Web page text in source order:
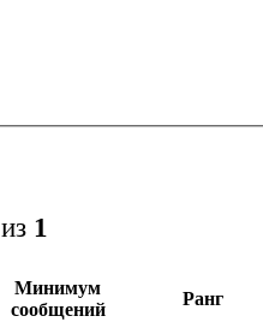
из 1
Минимум
сообщений
Ранг